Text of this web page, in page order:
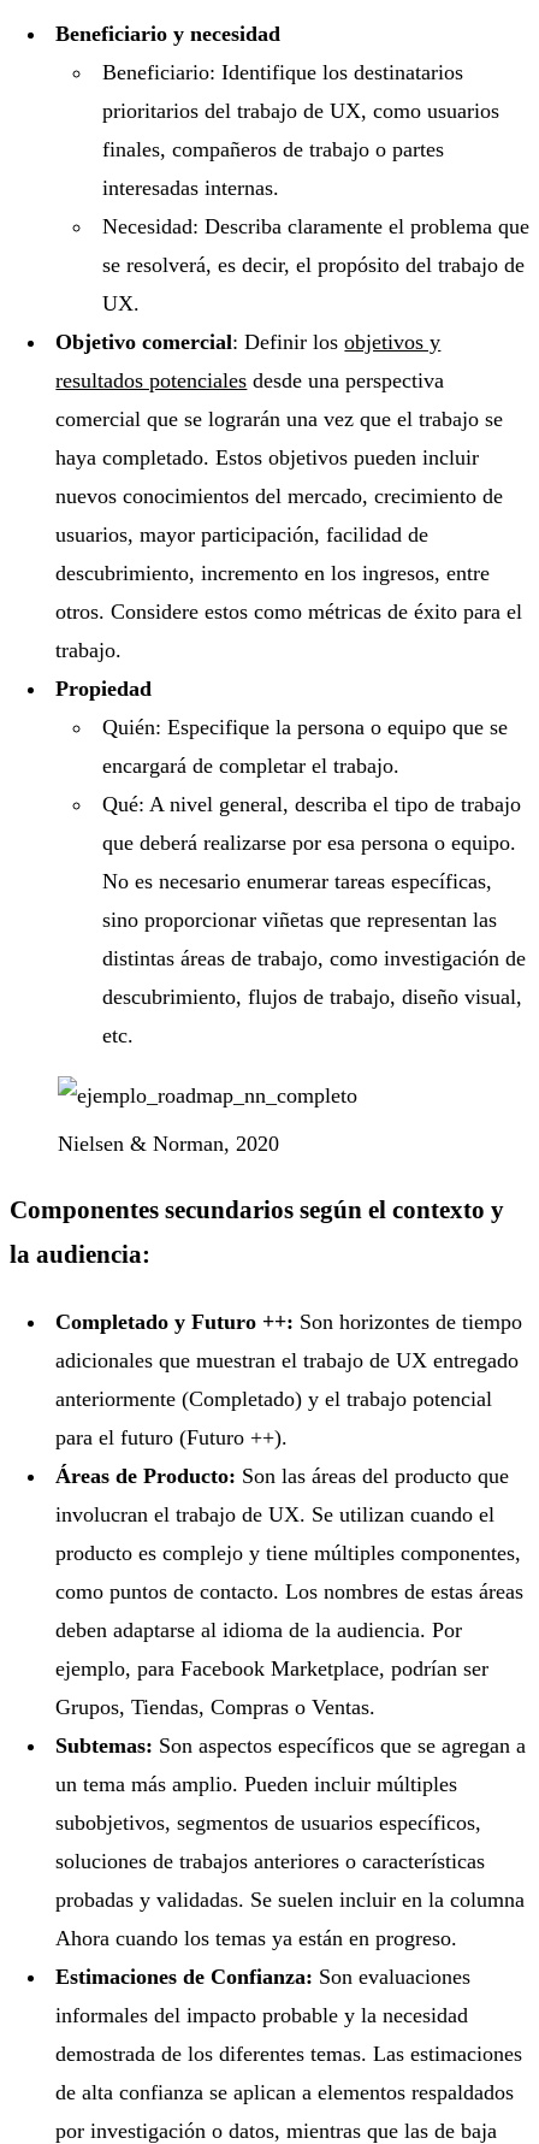
Beneficiario y necesidad
Beneficiario: Identifique los destinatarios
prioritarios del trabajo de UX, como usuarios
finales, compañeros de trabajo o partes
interesadas internas.
Necesidad: Describa claramente el problema que
se resolverá, es decir, el propósito del trabajo de
UX.
Objetivo comercial: Definir losobjetivos y
resultados potenciales desde una perspectiva
comercial que se lograrán una vez que el trabajo se
haya completado. Estos objetivos pueden incluir
nuevos conocimientos del mercado, crecimiento de
usuarios, mayor participación, facilidad de
descubrimiento, incremento en los ingresos, entre
otros. Considere estos como métricas de éxito para el
trabajo.
Propiedad
Quién: Especifique la persona o equipo que se
encargará de completar el trabajo.
Qué: A nivel general, describa el tipo de trabajo
que deberá realizarse por esa persona o equipo.
No es necesario enumerar tareas específicas,
sino proporcionar viñetas que representan las
distintas áreas de trabajo, como investigación de
descubrimiento, flujos de trabajo, diseño visual,
etc.
Nielsen & Norman, 2020
Componentes secundarios según el contexto y
la audiencia:
Completado y Futuro ++: Son horizontes de tiempo
adicionales que muestran el trabajo de UX entregado
anteriormente (Completado) y el trabajo potencial
para el futuro (Futuro ++).
Áreas de Producto: Son las áreas del producto que
involucran el trabajo de UX. Se utilizan cuando el
producto es complejo y tiene múltiples componentes,
como puntos de contacto. Los nombres de estas áreas
deben adaptarse al idioma de la audiencia. Por
ejemplo, para Facebook Marketplace, podrían ser
Grupos, Tiendas, Compras o Ventas.
Subtemas: Son aspectos específicos que se agregan a
un tema más amplio. Pueden incluir múltiples
subobjetivos, segmentos de usuarios específicos,
soluciones de trabajos anteriores o características
probadas y validadas. Se suelen incluir en la columna
Ahora cuando los temas ya están en progreso.
Estimaciones de Confianza: Son evaluaciones
informales del impacto probable y la necesidad
demostrada de los diferentes temas. Las estimaciones
de alta confianza se aplican a elementos respaldados
por investigación o datos, mientras que las de baja